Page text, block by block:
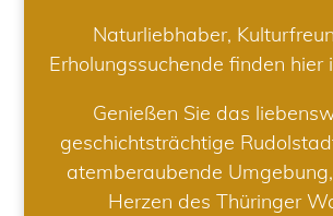
Naturliebhaber,
Erholungssuchende finden hier
Genießen Sie das
geschichtsträchtige
atemberaubende
Herzen des Thüringer